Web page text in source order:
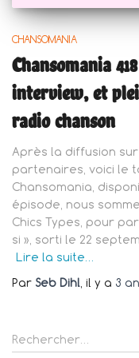
CHANSOMANIA
Chansomania
interview, et
radio chanson
Après la diffusion
partenaires, voici le
Chansomania,
épisode, nous
Chics Types, pour
si », sorti le 22
Lire la suite…
Par Seb Dihl , il y a 3
R
e
Rechercher…